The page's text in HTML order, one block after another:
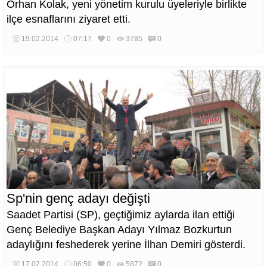
Orhan Kolak, yeni yönetim kurulu üyeleriyle birlikte
ilçe esnaflarını ziyaret etti.
19.02.2014 07:17 0 3785 0
Sp'nin genç adayı değişti
Saadet Partisi (SP), geçtiğimiz aylarda ilan ettiği
Genç Belediye Başkan Adayı Yılmaz Bozkurtun
adaylığını feshederek yerine İlhan Demiri gösterdi.
17.02.2014 06:50 0 5872 0